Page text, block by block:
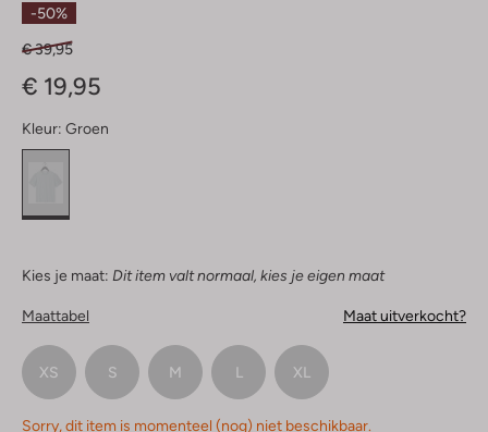
-50%
€ 39,95
€ 19,95
Kleur: Groen
Kies je maat: Dit item valt normaal, kies je eigen maat
Maattabel Maat uitverkocht?
XS S M L XL
Sorry, dit item is momenteel (nog) niet beschikbaar.